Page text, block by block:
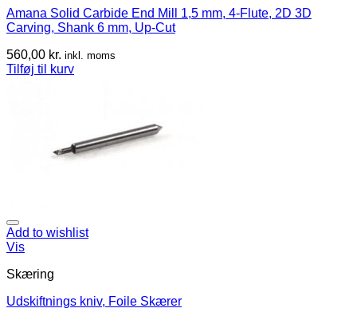
Amana Solid Carbide End Mill 1,5 mm, 4-Flute, 2D 3D
Carving, Shank 6 mm, Up-Cut
560,00 kr. inkl. moms
Tilføj til kurv
Add to wishlist
Vis
Skæring
Udskiftnings kniv, Foile Skærer